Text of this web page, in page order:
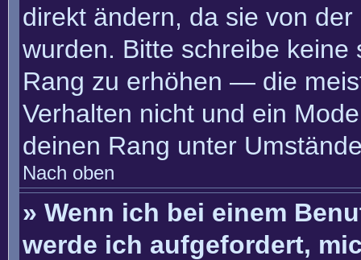
direkt ändern, da sie von
wurden. Bitte schreibe
Rang zu erhöhen — die
Verhalten nicht und ein
deinen Rang unter
Nach oben
» Wenn ich bei einem
werde ich aufgefordert,